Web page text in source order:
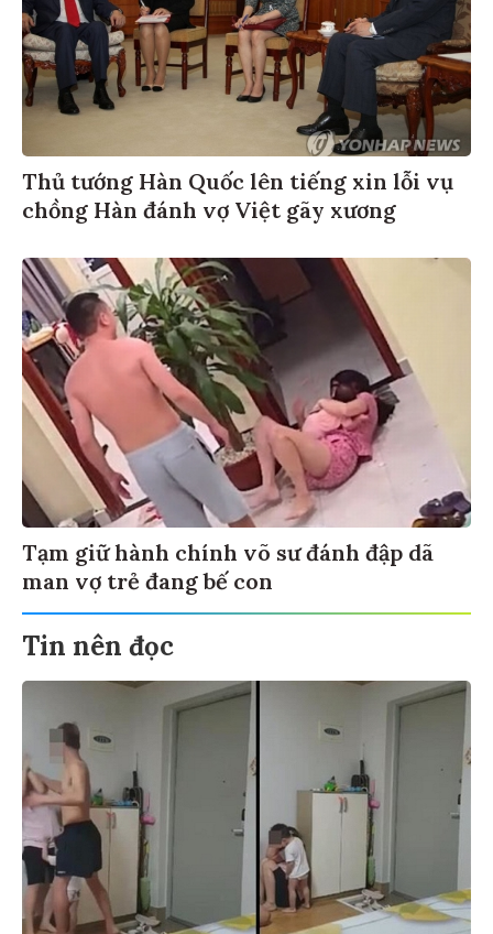
Thủ tướng Hàn Quốc lên tiếng xin lỗi vụ
chồng Hàn đánh vợ Việt gãy xương
Tạm giữ hành chính võ sư đánh đập dã
man vợ trẻ đang bế con
Tin nên đọc